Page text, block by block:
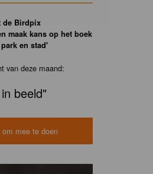
de Birdpix
maak kans op het boek
en stad'
van deze maand:
beeld"
om mee te doen